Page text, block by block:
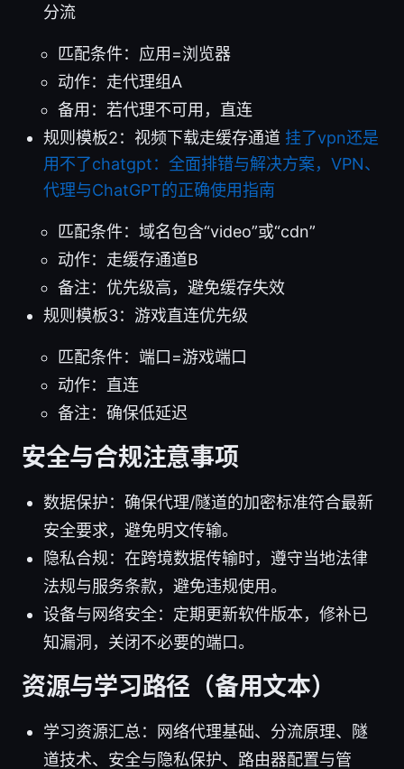
分流
匹配条件：应用=浏览器
动作：走代理组A
备用：若代理不可用，直连
规则模板2：视频下载走缓存通道 挂了vpn还是
用不了chatgpt：全面排错与解决方案，VPN、
代理与ChatGPT的正确使用指南
匹配条件：域名包含“video”或“cdn”
动作：走缓存通道B
备注：优先级高，避免缓存失效
规则模板3：游戏直连优先级
匹配条件：端口=游戏端口
动作：直连
备注：确保低延迟
安全与合规注意事项
数据保护：确保代理/隧道的加密标准符合最新
安全要求，避免明文传输。
隐私合规：在跨境数据传输时，遵守当地法律
法规与服务条款，避免违规使用。
设备与网络安全：定期更新软件版本，修补已
知漏洞，关闭不必要的端口。
资源与学习路径（备用文本）
学习资源汇总：网络代理基础、分流原理、隧
道技术、安全与隐私保护、路由器配置与管